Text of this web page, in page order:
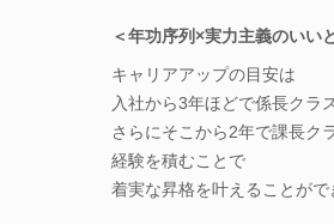
＜年功序列×実力主義のいい
キャリアアップの目安は
入社から3年ほどで係長クラス
さらにそこから2年で課長ク
経験を積むことで
着実な昇格を叶えることがで